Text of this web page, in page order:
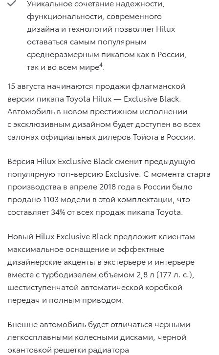
Уникальное сочетание надежности,
функциональности, современного
дизайна и технологий позволяет Hilux
оставаться самым популярным
среднеразмерным пикапом как в России,
так и во всем мире4.
15 августа начинаются продажи флагманской
версии пикапа Toyota Hilux — Exclusive Black.
Автомобиль в новом престижном исполнении
с эксклюзивным дизайном будет доступен во всех
салонах официальных дилеров Тойота в России.
Версия Hilux Exclusive Black сменит предыдущую
популярную топ-версию Exclusive. С момента старта
производства в апреле 2018 года в России было
продано 1103 модели в этой комплектации, что
составляет 34% от всех продаж пикапа Toyota.
Новый Hilux Exclusive Black предложит клиентам
максимальное оснащение и эффектные
дизайнерские акценты в экстерьере и интерьере
вместе с турбодизелем объемом 2,8 л (177 л. с.),
шестиступенчатой автоматической коробкой
передач и полным приводом.
Внешне автомобиль будет отличаться черными
легкосплавными колесными дисками, черной
окантовкой решетки радиатора